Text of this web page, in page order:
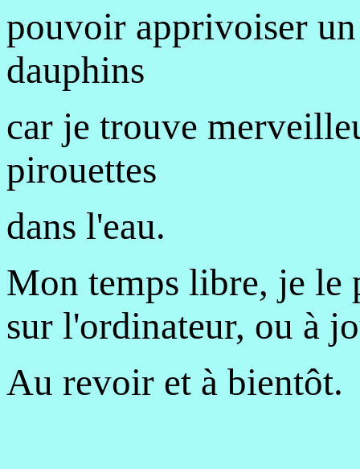
pouvoir apprivoiser
dauphins
car je trouve
pirouettes
dans l'eau.
Mon temps libre, je le
sur l'ordinateur, ou à
Au revoir et à bientôt.